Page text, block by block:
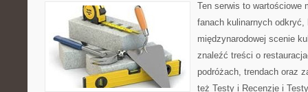
Ten serwis to wartościowe
fanach kulinarnych
międzynarodowej scenie
znaleźć treści o
podróżach, trendach oraz
też Testy i Recenzje i